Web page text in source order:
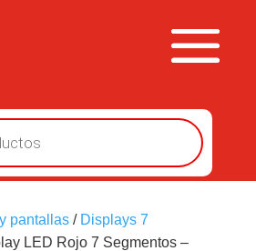
pantallas/ Displays 7
LED Rojo 7 Segmentos –